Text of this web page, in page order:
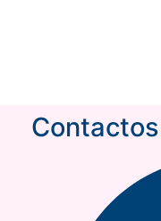
Contactos